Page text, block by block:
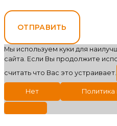
ОТПРАВИТЬ
Мы используем куки для
сайта. Если Вы продолжите
считать что Вас это устраивает.
Нет Политика